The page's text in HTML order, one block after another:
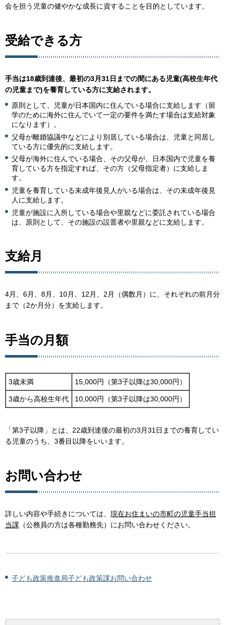
会を担う児童の健やかな成長に資することを目的としています。
受給できる方
手当は18歳到達後、最初の3月31日までの間にある児童(高校生年代
の児童まで)を養育している方に支給されます。
原則として、児童が日本国内に住んでいる場合に支給します（留
学のために海外に住んでいて一定の要件を満たす場合は支給対象
になります）。
父母が離婚協議中などにより別居している場合は、児童と同居し
ている方に優先的に支給します。
父母が海外に住んでいる場合、その父母が、日本国内で児童を養
育している方を指定すれば、その方（父母指定者）に支給しま
す。
児童を養育している未成年後見人がいる場合は、その未成年後見
人に支給します。
児童が施設に入所している場合や里親などに委託されている場合
は、原則として、その施設の設置者や里親などに支給します。
支給月
4月、6月、8月、10月、12月、2月（偶数月）に、それぞれの前月分
まで（2か月分）を支給します。
手当の月額
3歳未満 15,000円（第3子以降は30,000円）
3歳から高校生年代 10,000円（第3子以降は30,000円）
「第3子以降」とは、22歳到達後の最初の3月31日までの養育してい
る児童のうち、3番目以降をいいます。
お問い合わせ
詳しい内容や手続きについては、 現在お住まいの市町の児童手当担
当課 （公務員の方は各種勤務先）にお問い合わせください。
子ども政策推進局子ども政策課お問い合わせ